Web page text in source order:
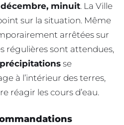
minuit. La Ville
sur la situation. Même
arrêtées sur
régulières sont attendues,
précipitations se
à l’intérieur des terres,
réagir les cours d’eau.